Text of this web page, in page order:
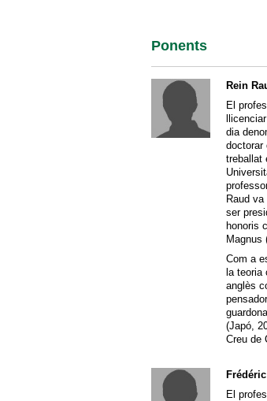
Ponents
Rein
El
dia
doctorar
treballat
Raud
ser
honoris
Magnus
Com a
la
anglès
(Japó,
Creu de
El